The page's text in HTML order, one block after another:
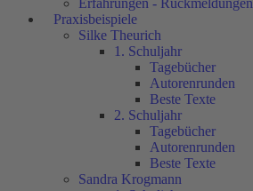
Erfahrungen - Rückmeldungen
Praxisbeispiele
Silke Theurich
1. Schuljahr
Tagebücher
Autorenrunden
Beste Texte
2. Schuljahr
Tagebücher
Autorenrunden
Beste Texte
Sandra Krogmann